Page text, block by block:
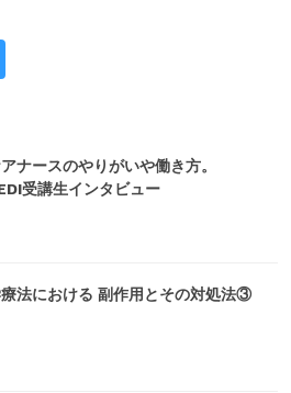
ナースのやりがいや働き方。
受講生インタビュー
法における 副作用とその対処法③